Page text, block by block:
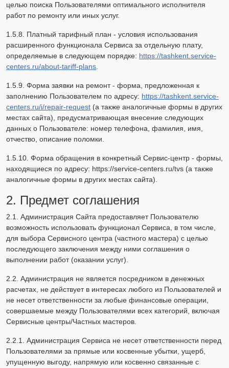
целью поиска Пользователями оптимального исполнителя
работ по ремонту или иных услуг.
1.5.8. Платный тарифный план - условия использования
расширенного функционала Сервиса за отдельную плату,
определяемые в следующем порядке: https://tashkent.service-
centers.ru/about-tariff-plans
1.5.9. Форма заявки на ремонт - форма, предложенная к
заполнению Пользователем по адресу: https://tashkent.service-
centers.ru/i/repair-request (а также аналогичные формы в других
местах сайта), предусматривающая внесение следующих
данных о Пользователе: номер телефона, фамилия, имя,
отчество, описание поломки.
1.5.10. Форма обращения в конкретный Сервис-центр - формы,
находящиеся по адресу: https://service-centers.ru/tvs (а также
аналогичные формы в других местах сайта).
2. Предмет соглашения
2.1. Администрация Сайта предоставляет Пользователю
возможность использовать функционал Сервиса, в том числе,
для выбора Сервисного центра (частного мастера) с целью
последующего заключения между ними соглашения о
выполнении работ (оказании услуг).
2.2. Администрация не является посредником в денежных
расчетах, не действует в интересах любого из Пользователей и
не несет ответственности за любые финансовые операции,
совершаемые между Пользователями всех категорий, включая
Сервисные центры/Частных мастеров.
2.2.1. Администрация Сервиса не несет ответственности перед
Пользователями за прямые или косвенные убытки, ущерб,
упущенную выгоду, напрямую или косвенно связанные с